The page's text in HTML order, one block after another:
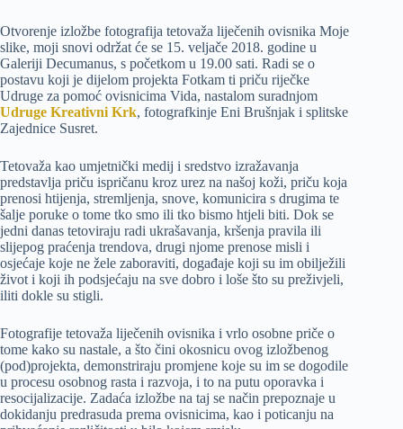
Otvorenje izložbe fotografija tetovaža liječenih ovisnika Moje
slike, moji snovi održat će se 15. veljače 2018. godine u
Galeriji Decumanus, s početkom u 19.00 sati. Radi se o
postavu koji je dijelom projekta Fotkam ti priču riječke
Udruge za pomoć ovisnicima Vida, nastalom suradnjom
Udruge Kreativni Krk, fotografkinje Eni Brušnjak i splitske
Zajednice Susret.
Tetovaža kao umjetnički medij i sredstvo izražavanja
predstavlja priču ispričanu kroz urez na našoj koži, priču koja
prenosi htijenja, stremljenja, snove, komunicira s drugima te
šalje poruke o tome tko smo ili tko bismo htjeli biti. Dok se
jedni danas tetoviraju radi ukrašavanja, kršenja pravila ili
slijepog praćenja trendova, drugi njome prenose misli i
osjećaje koje ne žele zaboraviti, događaje koji su im obilježili
život i koji ih podsjećaju na sve dobro i loše što su preživjeli,
iliti dokle su stigli.
Fotografije tetovaža liječenih ovisnika i vrlo osobne priče o
tome kako su nastale, a što čini okosnicu ovog izložbenog
(pod)projekta, demonstriraju promjene koje su im se dogodile
u procesu osobnog rasta i razvoja, i to na putu oporavka i
resocijalizacije. Zadaća izložbe na taj se način prepoznaje u
dokidanju predrasuda prema ovisnicima, kao i poticanju na